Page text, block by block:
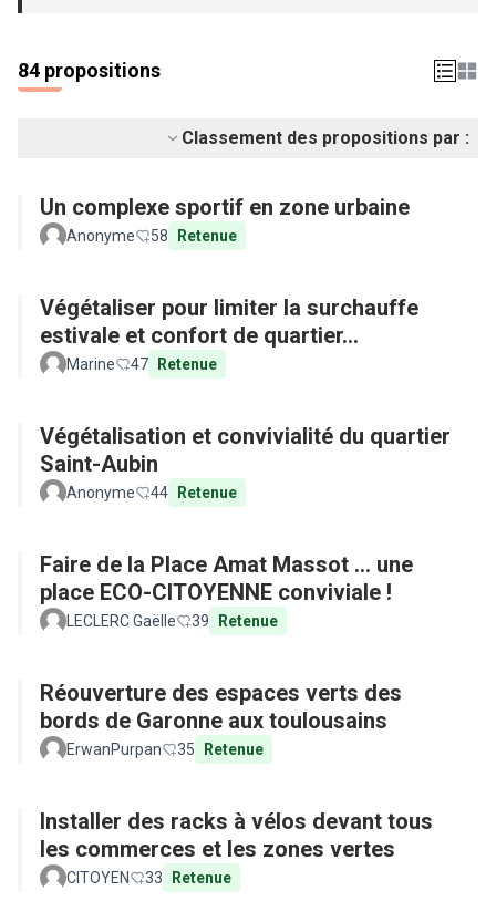
84 propositions
Classement des propositions par :
Un complexe sportif en zone urbaine
Anonyme 58 Retenue
Végétaliser pour limiter la surchauffe
estivale et confort de quartier...
Marine 47 Retenue
Végétalisation et convivialité du quartier
Saint-Aubin
Anonyme 44 Retenue
Faire de la Place Amat Massot ... une
place ECO-CITOYENNE conviviale !
LECLERC Gaëlle 39 Retenue
Réouverture des espaces verts des
bords de Garonne aux toulousains
ErwanPurpan 35 Retenue
Installer des racks à vélos devant tous
les commerces et les zones vertes
CITOYEN 33 Retenue